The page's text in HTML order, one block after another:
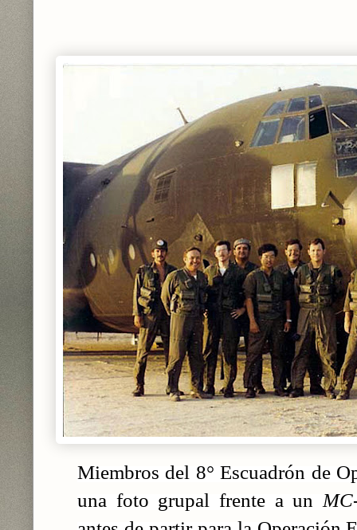
Miembros del 8° Escuadrón de
una foto grupal frente a un